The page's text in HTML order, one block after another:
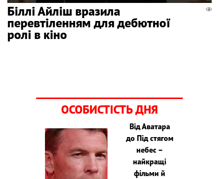
Біллі Айліш вразила
перевтіленням для дебютної
ролі в кіно
ОСОБИСТІСТЬ ДНЯ
Від Аватара
до Під стягом
небес –
найкращі
фільми й